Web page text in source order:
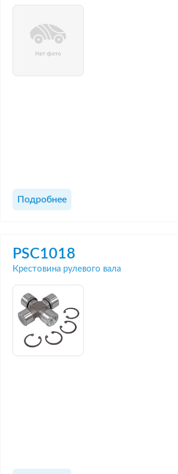
Подробнее
PSC1018
Крестовина рулевого вала